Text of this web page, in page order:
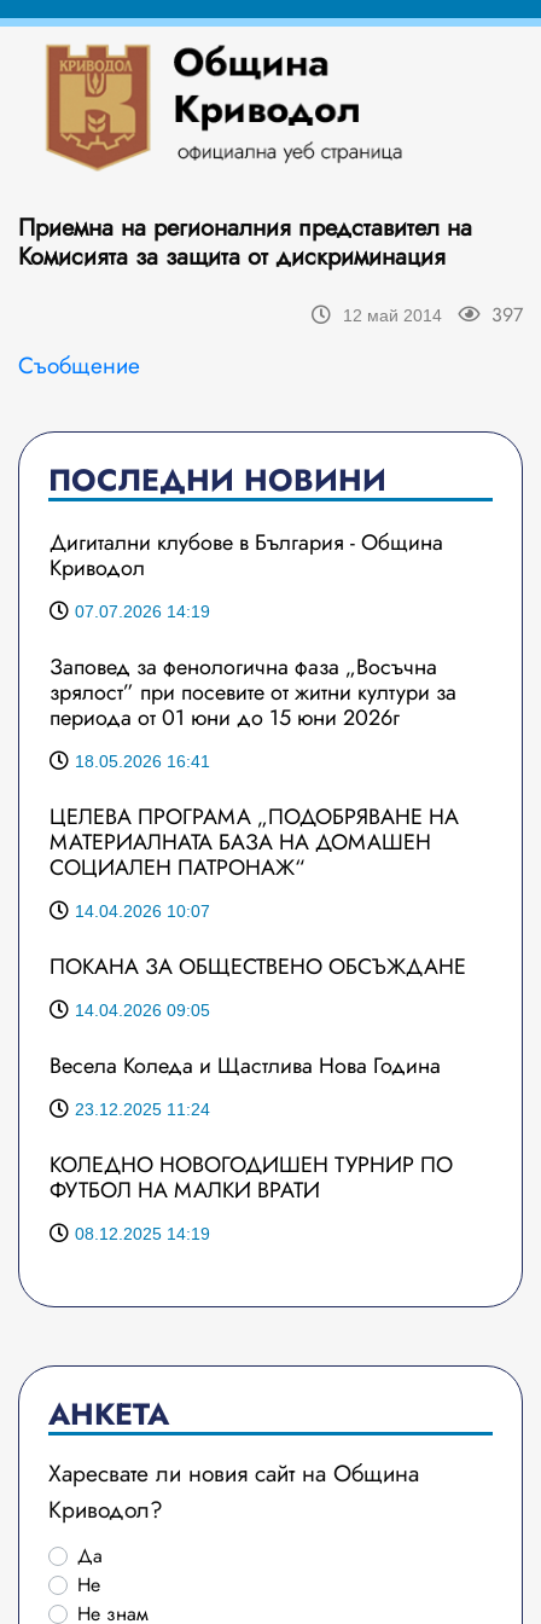
Приeмна на регионалния представител на
Комисията за защита от дискриминация
12 май 2014 397
Съобщение
ПОСЛЕДНИ НОВИНИ
Дигитални клубове в България - Община
Криводол
07.07.2026 14:19
Заповед за фенологична фаза „Восъчна
зрялост” при посевите от житни култури за
периода от 01 юни до 15 юни 2026г
18.05.2026 16:41
ЦЕЛЕВА ПРОГРАМА „ПОДОБРЯВАНЕ НА
МАТЕРИАЛНАТА БАЗА НА ДОМАШЕН
СОЦИАЛЕН ПАТРОНАЖ“
14.04.2026 10:07
ПОКАНА ЗА ОБЩЕСТВЕНО ОБСЪЖДАНЕ
14.04.2026 09:05
Весела Коледа и Щастлива Нова Година
23.12.2025 11:24
КОЛЕДНО НОВОГОДИШЕН ТУРНИР ПО
ФУТБОЛ НА МАЛКИ ВРАТИ
08.12.2025 14:19
АНКЕТА
Харесвате ли новия сайт на Община
Криводол?
Да
Не
Не знам